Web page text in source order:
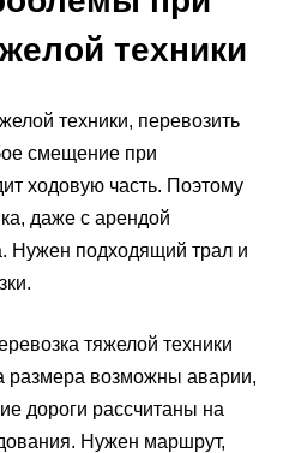
техники
техники, перевозить
смещение при
ходовую часть. Поэтому
даже с арендой
Нужен подходящий трал и
тяжелой техники
размера возможны аварии,
дороги рассчитаны на
Нужен маршрут,